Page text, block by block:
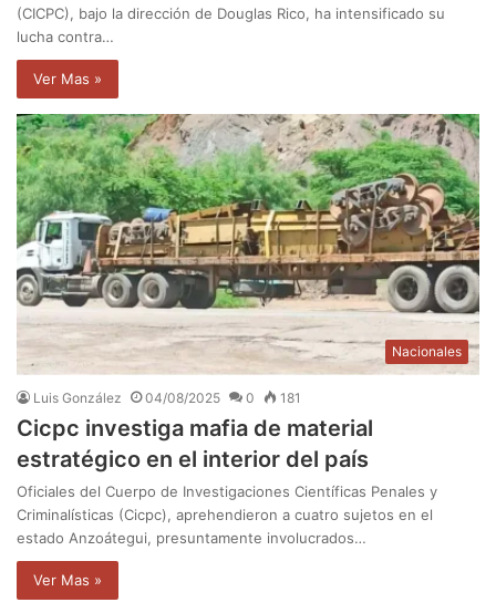
(CICPC), bajo la dirección de Douglas Rico, ha intensificado su
lucha contra…
Ver Mas »
Nacionales
Luis González 04/08/2025 0 181
Cicpc investiga mafia de material
estratégico en el interior del país
Oficiales del Cuerpo de Investigaciones Científicas Penales y
Criminalísticas (Cicpc), aprehendieron a cuatro sujetos en el
estado Anzoátegui, presuntamente involucrados…
Ver Mas »